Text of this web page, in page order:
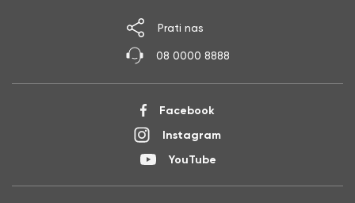
Facebook
Instagram
YouTube
Prati nas
08 0000 8888